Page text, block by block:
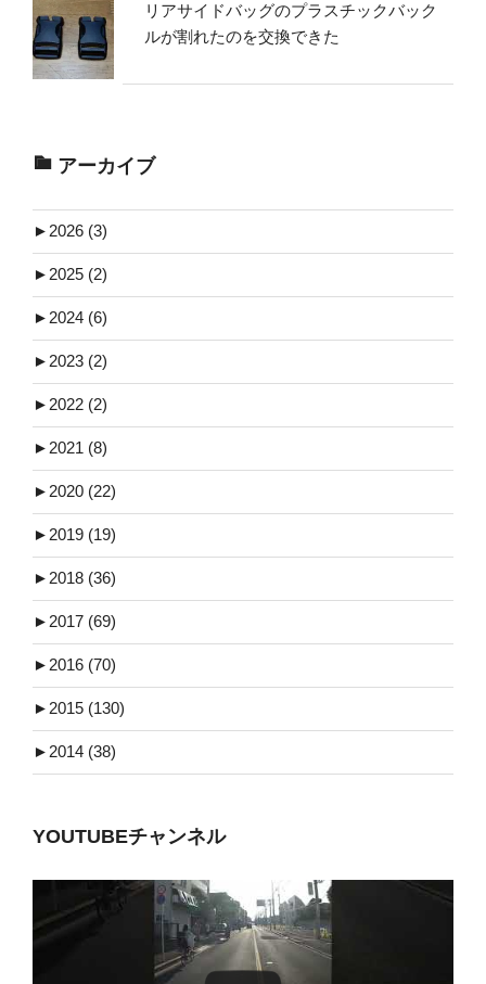
リアサイドバッグのプラスチックバック
ルが割れたのを交換できた
アーカイブ
►2026 (3)
►2025 (2)
►2024 (6)
►2023 (2)
►2022 (2)
►2021 (8)
►2020 (22)
►2019 (19)
►2018 (36)
►2017 (69)
►2016 (70)
►2015 (130)
►2014 (38)
YOUTUBEチャンネル